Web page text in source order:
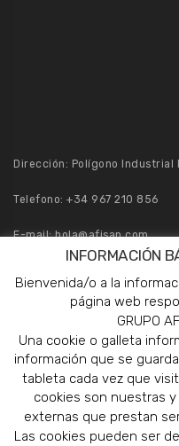
Dirección: Polígono Industrial
Telefono: +34 967 210 856
E-mail:hola@afisan.com
INFORMACIÓN
Bienvenida/o a la
página web
GRUPO
Una cookie o galleta
información que se
tableta cada vez que
cookies son nuestras
externas que prestan
Las cookies pueden ser